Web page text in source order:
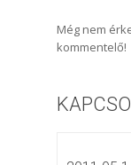
Még nem
kommentelő!